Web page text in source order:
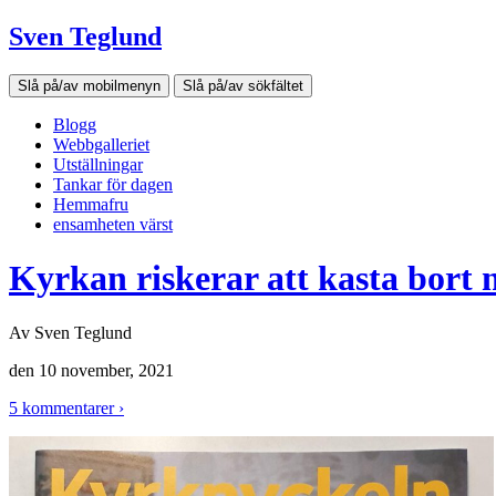
Sven Teglund
Slå på/av mobilmenyn Slå på/av sökfältet
Blogg
Webbgalleriet
Utställningar
Tankar för dagen
Hemmafru
ensamheten värst
Kyrkan riskerar att kasta bort
Av Sven Teglund
den 10 november, 2021
5 kommentarer ›